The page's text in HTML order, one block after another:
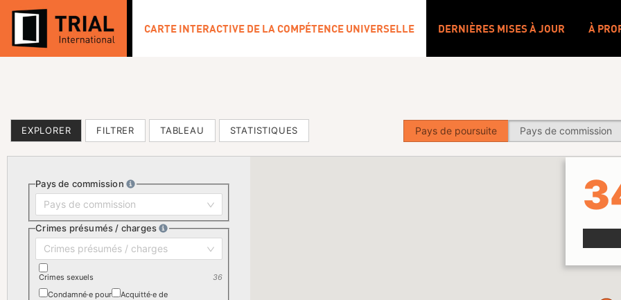
CARTE INTERACTIVE DE LA COMPÉTENCE UNIVERSELLE DERNIÈRES MISES À JOUR À
EXPLORER FILTRER TABLEAU STATISTIQUES Pays de poursuite Pays de commission
Pays de commission
Pays de commission
Crimes présumés / charges
Crimes présumés / charges
Crimes sexuels
36
Condamné·e pour
Acquitté·e de